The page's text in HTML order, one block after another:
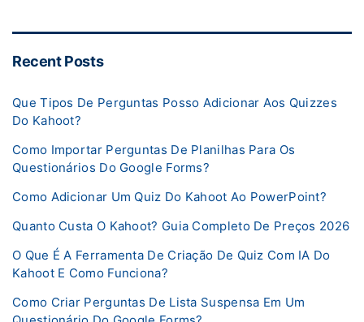
Recent Posts
Que Tipos De Perguntas Posso Adicionar Aos Quizzes
Do Kahoot?
Como Importar Perguntas De Planilhas Para Os
Questionários Do Google Forms?
Como Adicionar Um Quiz Do Kahoot Ao PowerPoint?
Quanto Custa O Kahoot? Guia Completo De Preços 2026
O Que É A Ferramenta De Criação De Quiz Com IA Do
Kahoot E Como Funciona?
Como Criar Perguntas De Lista Suspensa Em Um